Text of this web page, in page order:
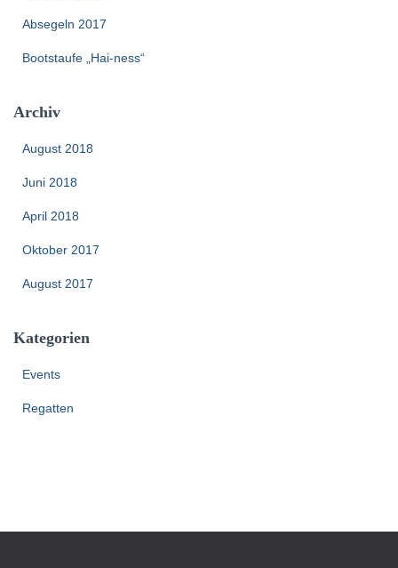
Absegeln 2017
Bootstaufe „Hai-ness“
Archiv
August 2018
Juni 2018
April 2018
Oktober 2017
August 2017
Kategorien
Events
Regatten